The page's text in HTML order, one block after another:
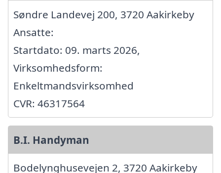
Søndre Landevej 200, 3720 Aakirkeby
Ansatte:
Startdato: 09. marts 2026,
Virksomhedsform:
Enkeltmandsvirksomhed
CVR: 46317564
B.I. Handyman
Bodelynghusevejen 2, 3720 Aakirkeby